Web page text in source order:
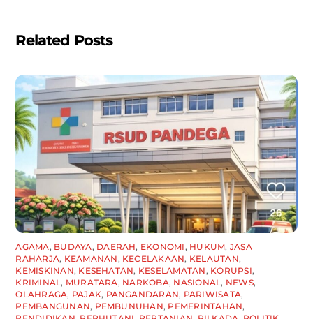
Related Posts
AGAMA, BUDAYA, DAERAH, EKONOMI , HUKUM, JASA
RAHARJA, KEAMANAN , KECELAKAAN, KELAUTAN,
KEMISKINAN, KESEHATAN, KESELAMATAN , KORUPSI,
KRIMINAL , MURATARA, NARKOBA, NASIONAL , NEWS,
OLAHRAGA, PAJAK, PANGANDARAN, PARIWISATA,
PEMBANGUNAN, PEMBUNUHAN, PEMERINTAHAN,